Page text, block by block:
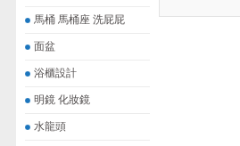
馬桶 馬桶座 洗屁屁
面盆
浴櫃設計
明鏡 化妝鏡
水龍頭